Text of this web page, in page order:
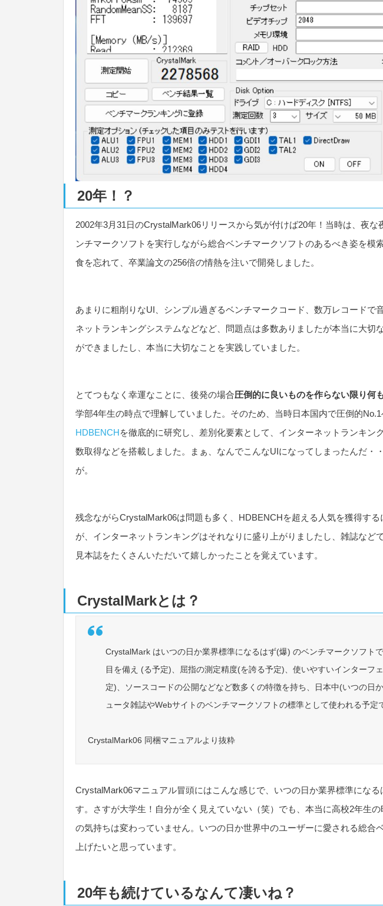
20年！？
2002年3月31日のCrystalMark06リリースから気が付けば20年！当時は、夜な
ンチマークソフトを実行しながら総合ベンチマークソフトのあるべき姿を模
食を忘れて、卒業論文の256倍の情熱を注いで開発しました。
あまりに粗削りなUI、シンプル過ぎるベンチマークコード、数万レコードで
ネットランキングシステムなどなど、問題点は多数ありましたが本当に大切
ができましたし、本当に大切なことを実践していました。
とてつもなく幸運なことに、後発の場合圧倒的に良いものを作らない限り何
学部4年生の時点で理解していました。そのため、当時日本国内で圧倒的
HDBENCHを徹底的に研究し、差別化要素として、インターネットランキン
数取得などを搭載しました。まぁ、なんでこんなUIになってしまったんだ・
が。
残念ながらCrystalMark06は問題も多く、HDBENCHを超える人気を獲得する
が、インターネットランキングはそれなりに盛り上がりましたし、雑誌など
見本誌をたくさんいただいて嬉しかったことを覚えています。
CrystalMarkとは？
CrystalMark はいつの日か業界標準になるはず(爆) のベンチマークソフト
目を備え (る予定)、屈指の測定精度(を誇る予定)、使いやすいインターフ
定)、ソースコードの公開などなど数多くの特徴を持ち、日本中(いつの日
ュータ雑誌やWebサイトのベンチマークソフトの標準として使われる予定
CrystalMark06 同梱マニュアルより抜粋
CrystalMark06マニュアル冒頭にはこんな感じで、いつの日か業界標準になる
す。さすが大学生！自分が全く見えていない（笑）でも、本当に高校2年生
の気持ちは変わっていません。いつの日か世界中のユーザーに愛される総合
上げたいと思っています。
20年も続けているなんて凄いね？